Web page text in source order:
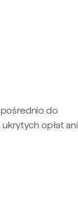
do
opłat ani